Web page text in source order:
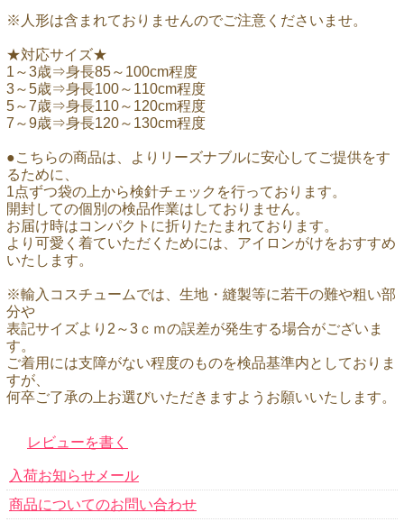
※人形は含まれておりませんのでご注意くださいませ。
★対応サイズ★
1～3歳⇒身長85～100cm程度
3～5歳⇒身長100～110cm程度
5～7歳⇒身長110～120cm程度
7～9歳⇒身長120～130cm程度
●こちらの商品は、よりリーズナブルに安心してご提供をす
るために、
1点ずつ袋の上から検針チェックを行っております。
開封しての個別の検品作業はしておりません。
お届け時はコンパクトに折りたたまれております。
より可愛く着ていただくためには、アイロンがけをおすすめ
いたします。
※輸入コスチュームでは、生地・縫製等に若干の難や粗い部
分や
表記サイズより2～3ｃｍの誤差が発生する場合がございま
す。
ご着用には支障がない程度のものを検品基準内としておりま
すが、
何卒ご了承の上お選びいただきますようお願いいたします。
レビューを書く
入荷お知らせメール
商品についてのお問い合わせ